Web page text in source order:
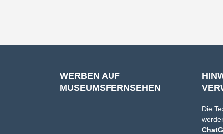
WERBEN AUF
MUSEUMSFERNSEHEN
Die